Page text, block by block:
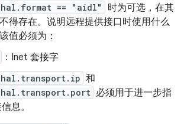
== "aidl"
时为可选，在其
得存在。说明远程提供接口时使用什么
值必须为：
：Inet 套接字
和
必须用于进一步指
息。